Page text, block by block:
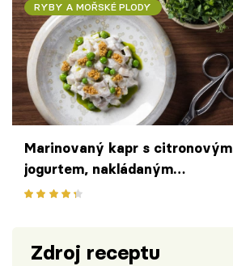
RYBY A MOŘSKÉ PLODY
Marinovaný kapr s citronovým
jogurtem, nakládaným
hořčičným semínkem a hráškem
Zdroj receptu